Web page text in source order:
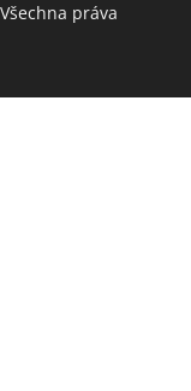
práva